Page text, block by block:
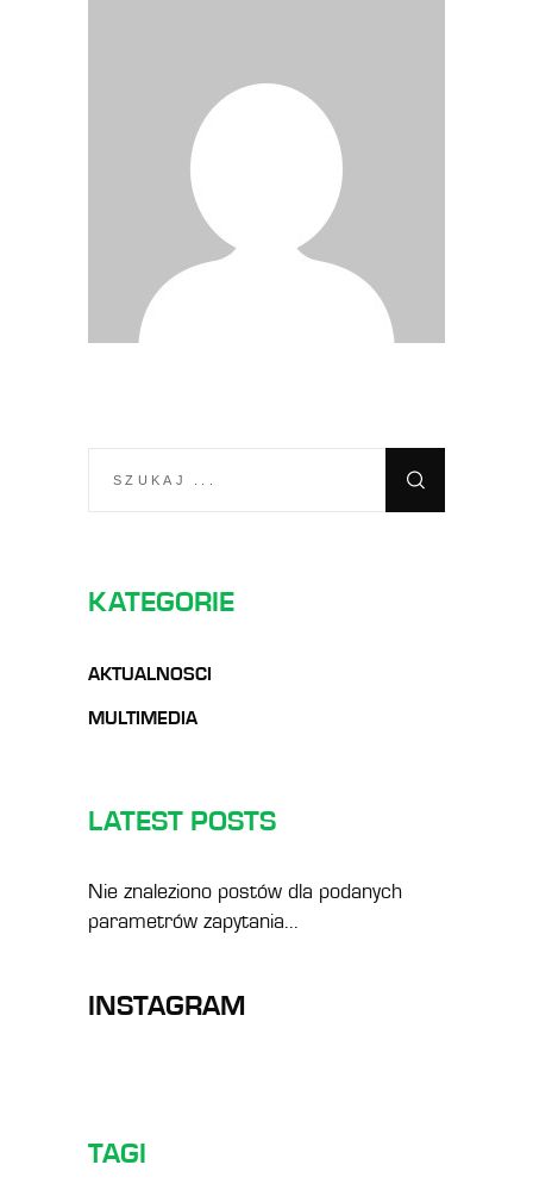
KATEGORIE
AKTUALNOSCI
MULTIMEDIA
LATEST POSTS
Nie znaleziono postów dla podanych
parametrów zapytania...
INSTAGRAM
TAGI